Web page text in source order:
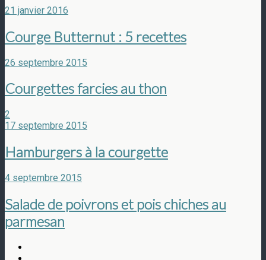
21 janvier 2016
Courge Butternut : 5 recettes
26 septembre 2015
Courgettes farcies au thon
2
17 septembre 2015
Hamburgers à la courgette
4 septembre 2015
Salade de poivrons et pois chiches au
parmesan